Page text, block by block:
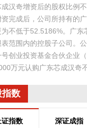
成汉奇增资后的股权比例
资完成后，公司所持有的
为不低于52.5186%。广东
表范围内的控股子公司。
号创业投资基金合伙企业
万元认购广东芯成汉奇
08-07 19:40:10
江日报，7日，浙江省委书
数
证指数 深证成指